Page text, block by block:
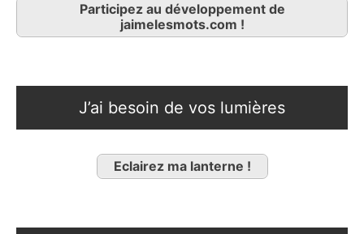
Participez au développement de
jaimelesmots.com !
J’ai besoin de vos lumières
Eclairez ma lanterne !